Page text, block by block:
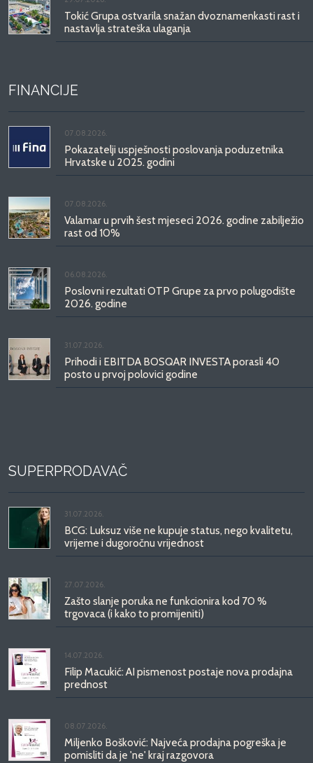
Tokić Grupa ostvarila snažan dvoznamenkasti rast i
nastavlja strateška ulaganja
FINANCIJE
07.08.2026.
Pokazatelji uspješnosti poslovanja poduzetnika
Hrvatske u 2025. godini
07.08.2026.
Valamar u prvih šest mjeseci 2026. godine zabilježio
rast od 10%
06.08.2026.
Poslovni rezultati OTP Grupe za prvo polugodište
2026. godine
31.07.2026.
Prihodi i EBITDA BOSQAR INVESTA porasli 40
posto u prvoj polovici godine
SUPERPRODAVAČ
31.07.2026.
BCG: Luksuz više ne kupuje status, nego kvalitetu,
vrijeme i dugoročnu vrijednost
27.07.2026.
Zašto slanje poruka ne funkcionira kod 70 %
trgovaca (i kako to promijeniti)
14.07.2026.
Filip Macukić: AI pismenost postaje nova prodajna
prednost
08.07.2026.
Miljenko Bošković: Najveća prodajna pogreška je
pomisliti da je 'ne' kraj razgovora